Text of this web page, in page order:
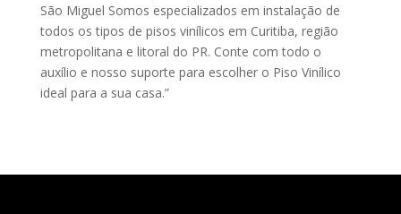
São Miguel Somos especializados em instalação de
todos os tipos de pisos vinílicos em Curitiba, região
metropolitana e litoral do PR. Conte com todo o
auxílio e nosso suporte para escolher o Piso Vinílico
ideal para a sua casa.”